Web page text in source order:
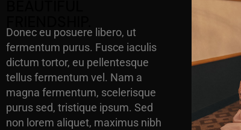
Donec eu posuere libero, ut
fermentum purus. Fusce iaculis
dictum tortor, eu pellentesque
tellus fermentum vel. Nam a
magna fermentum, scelerisque
purus sed, tristique ipsum. Sed
non lorem aliquet, maximus nibh